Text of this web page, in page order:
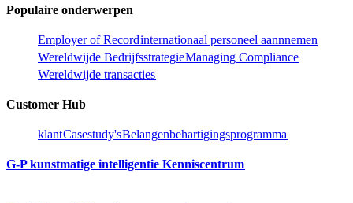
Populaire onderwerpen​​
Employer of Record​​internationaal personeel aannnemen​​
Wereldwijde Bedrijfsstrategie​​Managing Compliance​​
Wereldwijde transacties​​
Customer Hub​​
klant​​Casestudy's​​Belangenbehartigingsprogramma​​
G-P kunstmatige intelligentie Kenniscentrum​​